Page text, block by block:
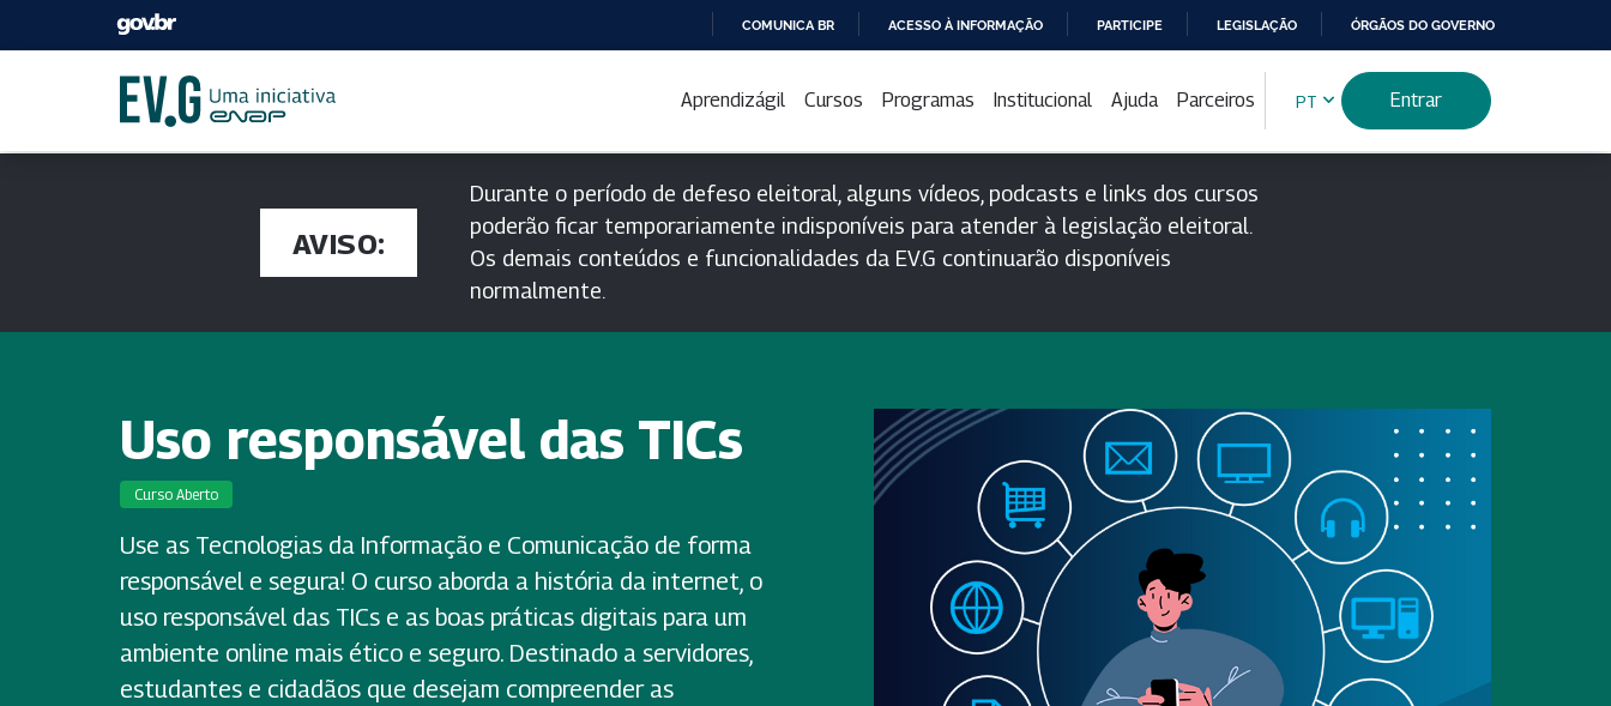
PARA
CONTEÚDO
COMUNICA BR ACESSO À INFORMAÇÃO PARTICIPE LEGISLAÇÃO ÓRGÃOS DO GOVERNO
Aprendizágil Cursos Programas Institucional Ajuda Parceiros PT Entrar
AVISO:
Durante o período de defeso eleitoral, alguns vídeos, podcasts e links dos cursos
poderão ficar temporariamente indisponíveis para atender à legislação eleitoral.
Os demais conteúdos e funcionalidades da EV.G continuarão disponíveis
normalmente.
Uso responsável das TICs
Curso Aberto
Use as Tecnologias da Informação e Comunicação de forma
responsável e segura! O curso aborda a história da internet, o
uso responsável das TICs e as boas práticas digitais para um
ambiente online mais ético e seguro. Destinado a servidores,
estudantes e cidadãos que desejam compreender as